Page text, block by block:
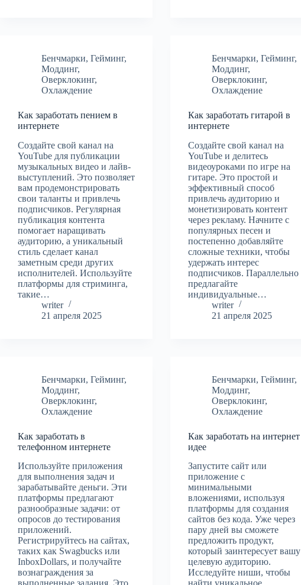
Бенчмарки, Гейминг,
Моддинг,
Оверклокинг,
Охлаждение
Как заработать пением в
интернете
Создайте свой канал на
YouTube для публикации
музыкальных видео и лайв-
выступлений. Это позволяет
вам продемонстрировать
свои таланты и привлечь
подписчиков. Регулярная
публикация контента
помогает наращивать
аудиторию, а уникальный
стиль сделает канал
заметным среди других
исполнителей. Используйте
платформы для стриминга,
такие…
writer
21 апреля 2025
Бенчмарки,Гейминг,
Моддинг,
Оверклокинг,
Охлаждение
Как заработать гитарой в
интернете
Создайте свой канал на
YouTube и делитесь
видеоуроками по игре на
гитаре. Это простой и
эффективный способ
привлечь аудиторию и
монетизировать контент
через рекламу. Начните с
популярных песен и
постепенно добавляйте
сложные техники, чтобы
удержать интерес
подписчиков. Параллельно
предлагайте
индивидуальные…
writer
21 апреля 2025
Бенчмарки, Гейминг,
Моддинг,
Оверклокинг,
Охлаждение
Как заработать в
телефонном интернете
Используйте приложения
для выполнения задач и
зарабатывайте деньги. Эти
платформы предлагают
разнообразные задачи: от
опросов до тестирования
приложений.
Регистрируйтесь на сайтах,
таких как Swagbucks или
InboxDollars, и получайте
вознаграждения за
Бенчмарки,Гейминг,
Моддинг,
Оверклокинг,
Охлаждение
Как заработать на интернет
идее
Запустите сайт или
приложение с
минимальными
вложениями, используя
платформы для создания
сайтов без кода. Уже через
пару дней вы сможете
предложить продукт,
который заинтересует вашу
целевую аудиторию.
Исследуйте ниши, чтобы